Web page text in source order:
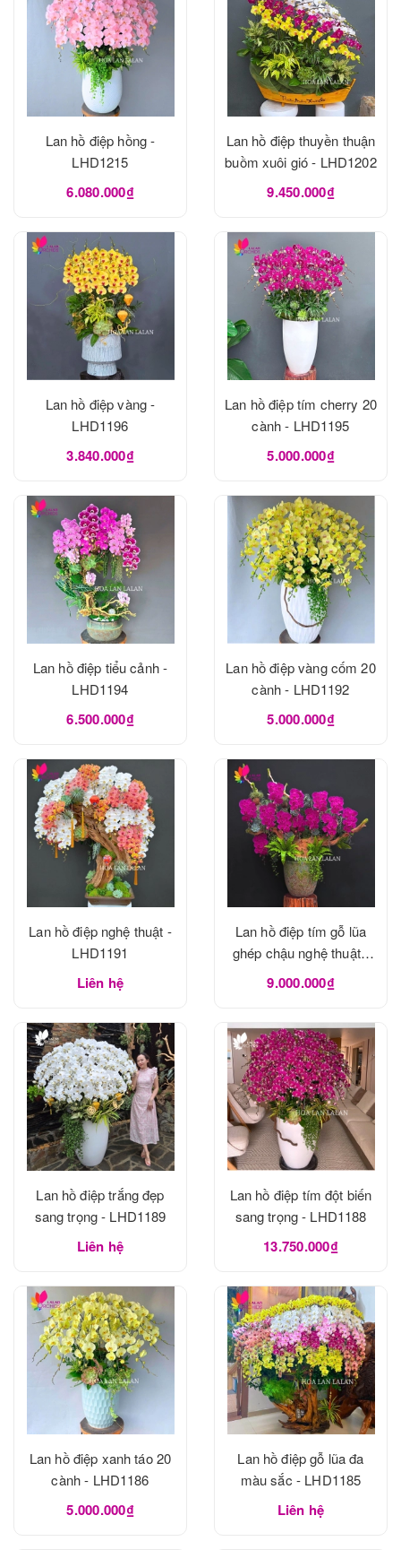
Lan hồ điệp hồng -
LHD1215
6.080.000₫
Lan hồ điệp thuyền thuận
buồm xuôi gió - LHD1202
9.450.000₫
Lan hồ điệp vàng -
LHD1196
3.840.000₫
Lan hồ điệp tím cherry 20
cành - LHD1195
5.000.000₫
Lan hồ điệp tiểu cảnh -
LHD1194
6.500.000₫
Lan hồ điệp vàng cốm 20
cành - LHD1192
5.000.000₫
Lan hồ điệp nghệ thuật -
LHD1191
Liên hệ
Lan hồ điệp tím gỗ lũa
ghép chậu nghệ thuật -
LHD1190
9.000.000₫
Lan hồ điệp trắng đẹp
sang trọng - LHD1189
Liên hệ
Lan hồ điệp tím đột biến
sang trọng - LHD1188
13.750.000₫
Lan hồ điệp xanh táo 20
cành - LHD1186
5.000.000₫
Lan hồ điệp gỗ lũa đa
màu sắc - LHD1185
Liên hệ